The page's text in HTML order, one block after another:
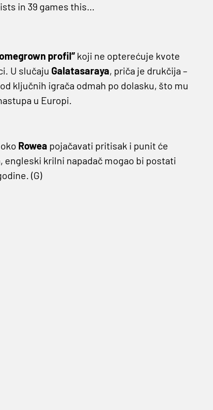
in 39 games this…
profil”koji ne opterećuje kvote
U slučaju Galatasaraya, priča je drukčija –
ključnih igrača odmah po dolasku, što mu
u Europi.
Rowea pojačavati pritisak i punit će
krilni napadač mogao bi postati
(G)